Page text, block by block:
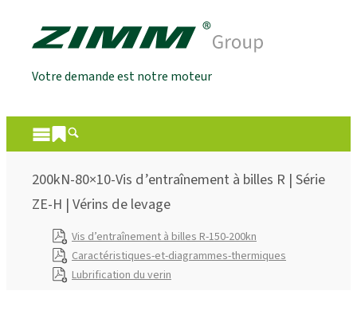
Votre demande est notre moteur
200kN-80×10-Vis d’entraînement à billes R | Série
ZE-H | Vérins de levage
Vis d’entraînement à billes R-150-200kn
Caractéristiques-et-diagrammes-thermiques
Lubrification du verin